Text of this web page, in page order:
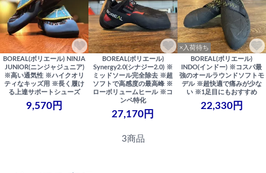
BOREAL(ボリエール) NINJA
JUNIOR(ニンジャジュニア)
※高い通気性 ※ハイクオリ
ティなキッズ用 ※長く履け
る上達サポートシューズ
9,570円
BOREAL(ボリエール)
Synergy2.0(シナジー2.0) ※
ミッドソール完全除去 ※超
ソフトで高感度の最高峰 ※
ローボリュームヒール ※コ
ンペ特化
27,170円
×入荷待ち
BOREAL(ボリエール)
INDO(インドー) ※コスパ最
強のオールラウンドソフトモ
デル ※超快適で痛みが少な
い ※1足目にもおすすめ
22,330円
3商品